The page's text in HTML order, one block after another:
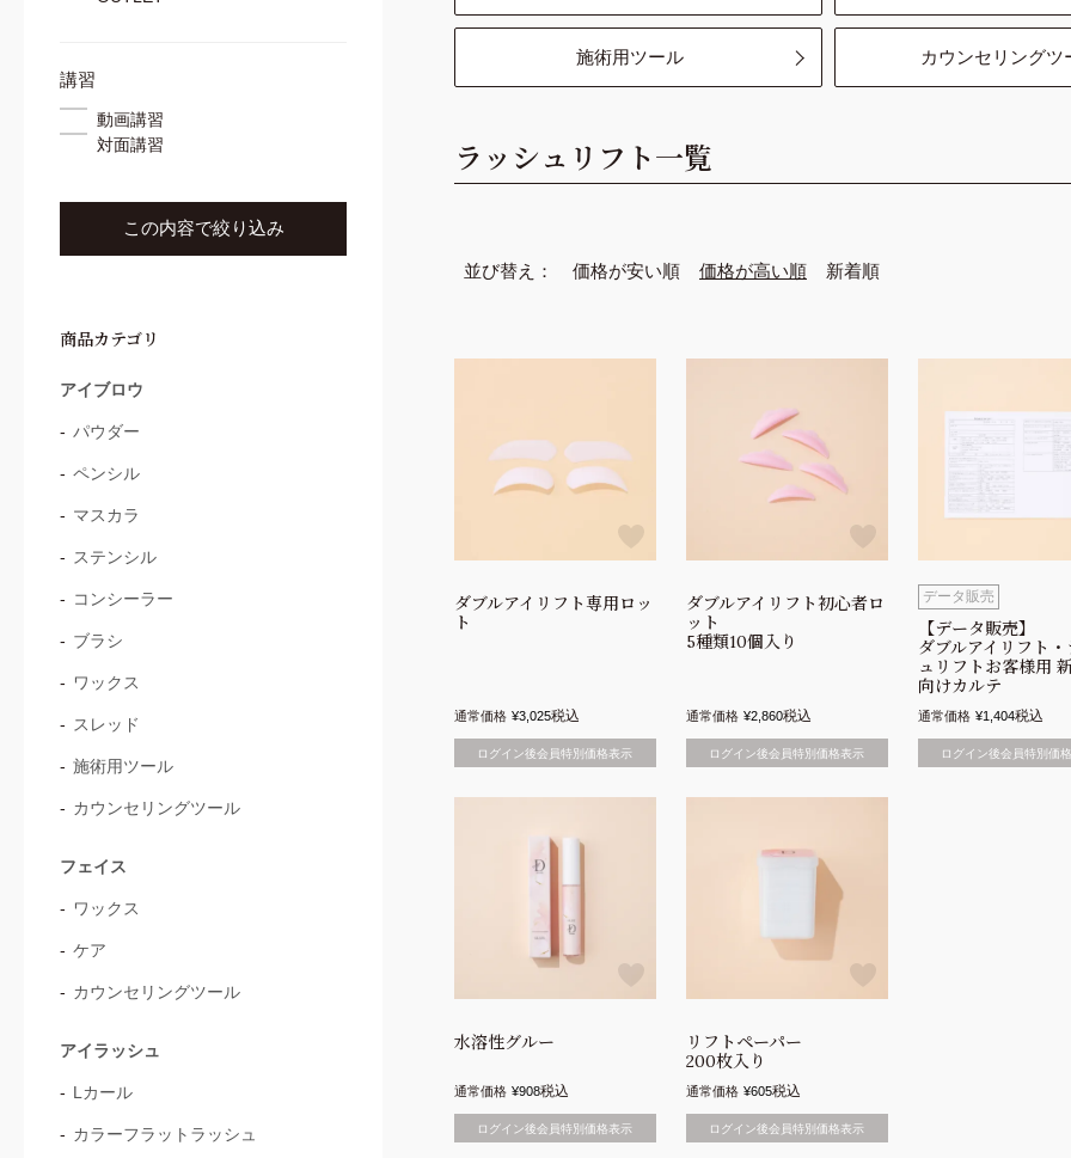
リムーバー
講習
動画講習
対面講習
この内容で絞り込み
商品カテゴリ
アイブロウ
パウダー
ペンシル
マスカラ
ステンシル
コンシーラー
ブラシ
ワックス
スレッド
施術用ツール
カウンセリングツール
フェイス
ワックス
ケア
カウンセリングツール
アイラッシュ
Lカール
カラーフラットラッシュ
施術用ツール カウンセリングツ
ラッシュリフト一覧
並び替え 価格が安い順 価格が高い順 新着順
ダブルアイリフト専用ロッ
ト
通常価格 ¥3,025税込
ログイン後会員特別価格表示
ダブルアイリフト初心者ロ
ット
5種類10個入り
通常価格 ¥2,860税込
ログイン後会員特別価格表示
データ販売
【データ販売】
ダブルアイリフト・
ュリフトお客様用
向けカルテ
通常価格 ¥1,404税込
ログイン後会員特別価
水溶性グルー
通常価格 ¥908税込
ログイン後会員特別価格表示
リフトペーパー
200枚入り
通常価格 ¥605税込
ログイン後会員特別価格表示